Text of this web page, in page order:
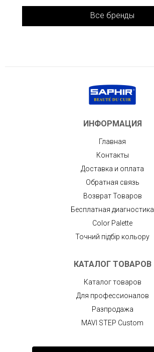
Все бренды
ИНФОРМАЦИЯ
Главная
Контакты
Доставка и оплата
Обратная связь
Возврат Товаров
Бесплатная диагностика
Color Palette
Точний підбір кольору
КАТАЛОГ ТОВАРОВ
Каталог товаров
Для профессионалов
Разпродажа
MAVI STEP Custom